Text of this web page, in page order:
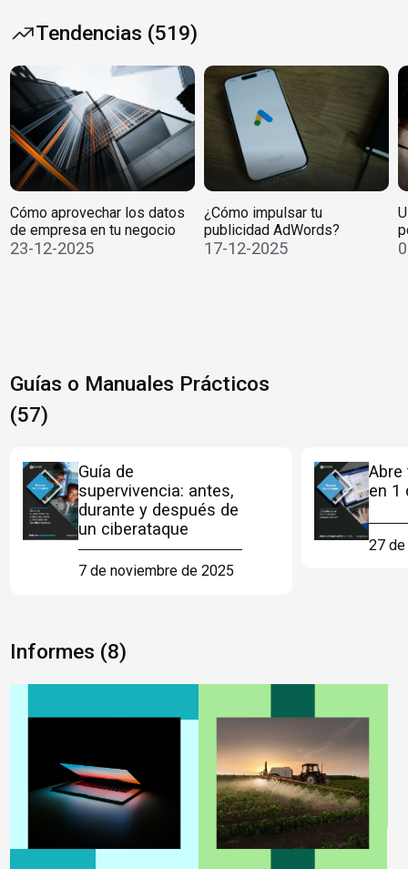
Tendencias (519)
Cómo aprovechar los datos
de empresa en tu negocio
23-12-2025
¿Cómo impulsar tu
publicidad AdWords?
17-12-2025
Guías o Manuales Prácticos
(57)
Guía de
supervivencia: antes,
durante y después de
un ciberataque
7 de noviembre de 2025
Abre
en 1
27
Informes (8)